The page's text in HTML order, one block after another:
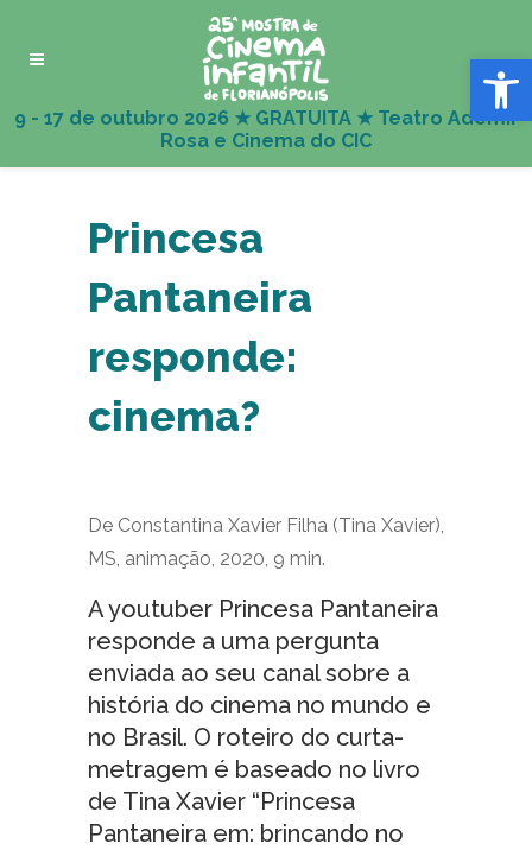
Abrir
Princesa
Pantaneira
responde:
cinema?
De Constantina Xavier Filha (Tina Xavier),
MS, animação, 2020, 9 min.
A youtuber Princesa Pantaneira
responde a uma pergunta
enviada ao seu canal sobre a
história do cinema no mundo e
no Brasil. O roteiro do curta-
metragem é baseado no livro
de Tina Xavier “Princesa
Pantaneira em: brincando no